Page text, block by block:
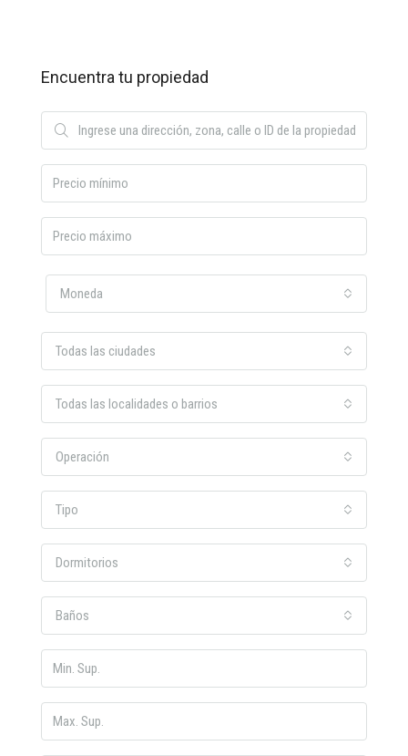
Encuentra tu propiedad
Moneda
Todas las ciudades
Todas las localidades o barrios
Operación
Tipo
Dormitorios
Baños